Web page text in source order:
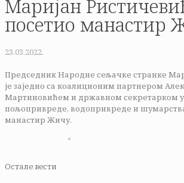
Маријан
посетио манастир
23.03.2022.
Председник Народне сељачке странке
је заједно са коалиционим партнером
Мартиновићем и државном секретарком
пољопривреде, водопривреде и
манастир Жичу.
Остале вести